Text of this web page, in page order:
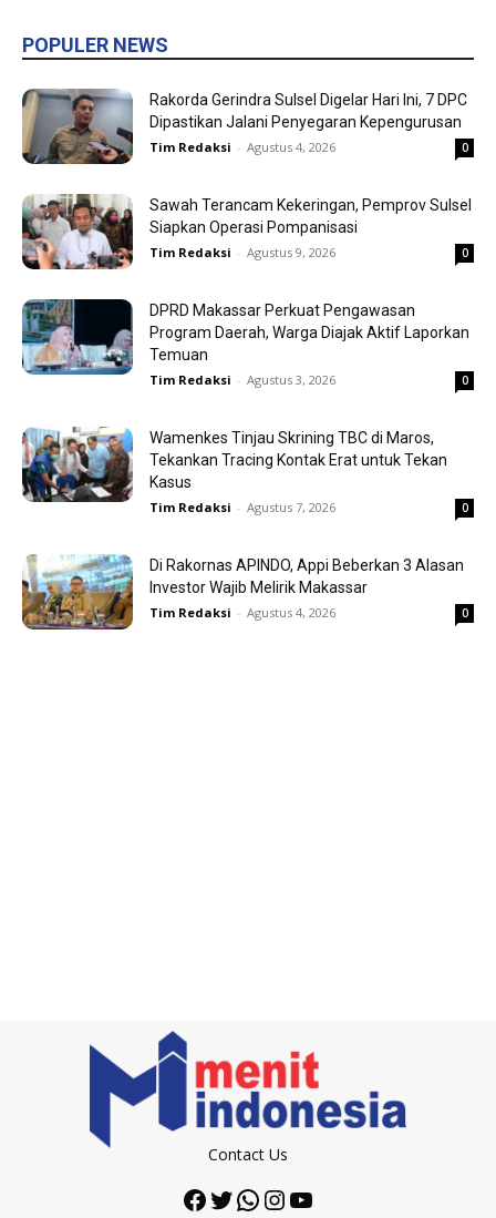
POPULER NEWS
Rakorda Gerindra Sulsel Digelar Hari Ini, 7 DPC
Dipastikan Jalani Penyegaran Kepengurusan
Tim Redaksi - Agustus 4, 2026 0
Sawah Terancam Kekeringan, Pemprov Sulsel
Siapkan Operasi Pompanisasi
Tim Redaksi - Agustus 9, 2026 0
DPRD Makassar Perkuat Pengawasan
Program Daerah, Warga Diajak Aktif Laporkan
Temuan
Tim Redaksi - Agustus 3, 2026 0
Wamenkes Tinjau Skrining TBC di Maros,
Tekankan Tracing Kontak Erat untuk Tekan
Kasus
Tim Redaksi - Agustus 7, 2026 0
Di Rakornas APINDO, Appi Beberkan 3 Alasan
Investor Wajib Melirik Makassar
Tim Redaksi - Agustus 4, 2026 0
Contact Us
Facebook
Twitter
WhatsApp
Instagram
YouTube